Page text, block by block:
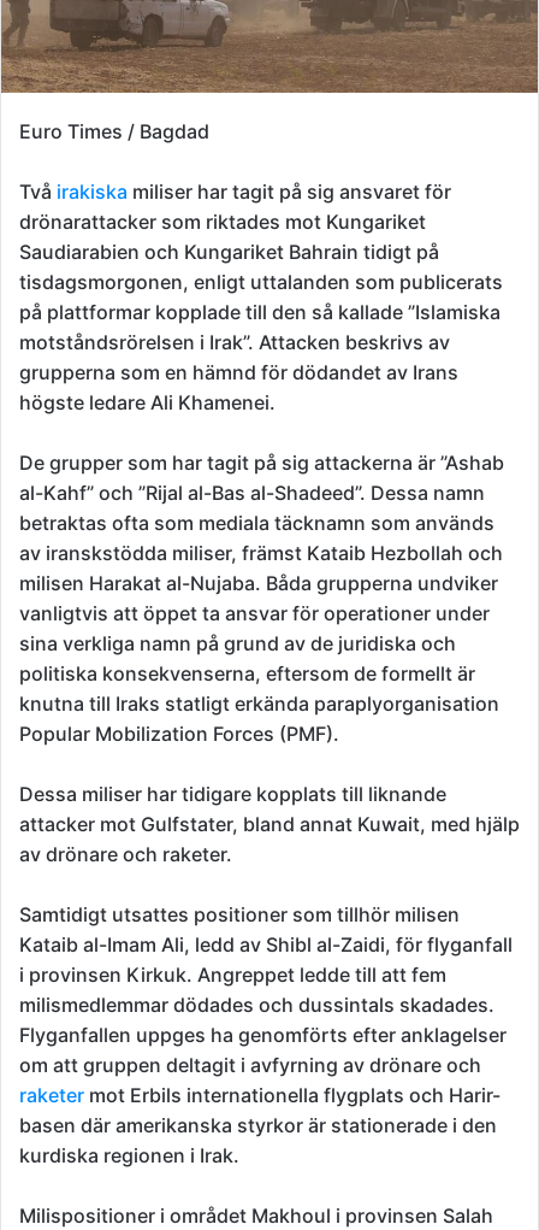
Euro Times / Bagdad
Två irakiska miliser har tagit på sig ansvaret för
drönarattacker som riktades mot Kungariket
Saudiarabien och Kungariket Bahrain tidigt på
tisdagsmorgonen, enligt uttalanden som publicerats
på plattformar kopplade till den så kallade ”Islamiska
motståndsrörelsen i Irak”. Attacken beskrivs av
grupperna som en hämnd för dödandet av Irans
högste ledare Ali Khamenei.
De grupper som har tagit på sig attackerna är ”Ashab
al-Kahf” och ”Rijal al-Bas al-Shadeed”. Dessa namn
betraktas ofta som mediala täcknamn som används
av iranskstödda miliser, främst Kataib Hezbollah och
milisen Harakat al-Nujaba. Båda grupperna undviker
vanligtvis att öppet ta ansvar för operationer under
sina verkliga namn på grund av de juridiska och
politiska konsekvenserna, eftersom de formellt är
knutna till Iraks statligt erkända paraplyorganisation
Popular Mobilization Forces (PMF).
Dessa miliser har tidigare kopplats till liknande
attacker mot Gulfstater, bland annat Kuwait, med hjälp
av drönare och raketer.
Samtidigt utsattes positioner som tillhör milisen
Kataib al-Imam Ali, ledd av Shibl al-Zaidi, för flyganfall
i provinsen Kirkuk. Angreppet ledde till att fem
milismedlemmar dödades och dussintals skadades.
Flyganfallen uppges ha genomförts efter anklagelser
om att gruppen deltagit i avfyrning av drönare och
raketer mot Erbils internationella flygplats och Harir-
basen där amerikanska styrkor är stationerade i den
kurdiska regionen i Irak.
Milispositioner i området Makhoul i provinsen Salah